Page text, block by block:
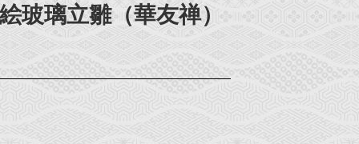
玻璃立雛（華友禅）